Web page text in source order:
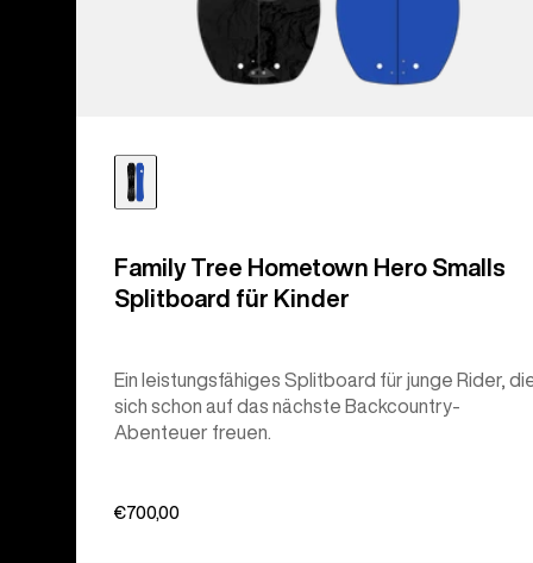
Family Tree Hometown Hero Smalls
Splitboard für Kinder
Ein leistungsfähiges Splitboard für junge Rider,
sich schon auf das nächste Backcountry-
Abenteuer freuen.
€700,00